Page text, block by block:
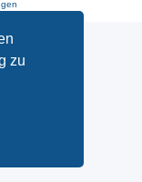
zu